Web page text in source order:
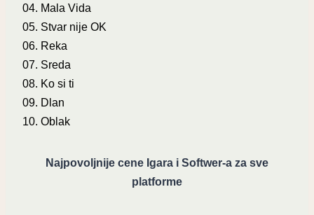
04. Mala Vida
05. Stvar nije OK
06. Reka
07. Sreda
08. Ko si ti
09. Dlan
10. Oblak
Najpovoljnije cene Igara i Softwer-a za sve
platforme